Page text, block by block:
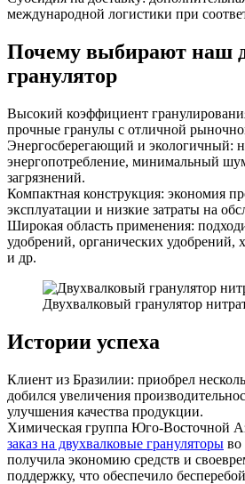
международной логистики при
Почему выбирают наш
гранулятор
Высокий коэффициент
прочные гранулы с отличной
Энергосберегающий и экологичный:
энергопотребление, минимальный
загрязнений.
Компактная конструкция: экономия
эксплуатации и низкие затраты на
Широкая область применения:
удобрений, органических удобрений,
и др.
Двухвалковый гранулятор
Истории успеха
Клиент из Бразилии: приобрел
добился увеличения
улучшения качества продукции.
Химическая группа Юго-Восточной
заказ на двухвалковые грануляторы во
получила экономию средств и
поддержку, что обеспечило